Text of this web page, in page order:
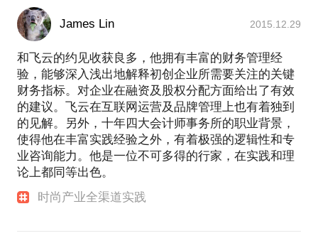
James Lin 2015.12.29
和飞云的约见收获良多，他拥有丰富的财务管理经
验，能够深入浅出地解释初创企业所需要关注的关键
财务指标。对企业在融资及股权分配方面给出了有效
的建议。飞云在互联网运营及品牌管理上也有着独到
的见解。另外，十年四大会计师事务所的职业背景，
使得他在丰富实践经验之外，有着极强的逻辑性和专
业咨询能力。他是一位不可多得的行家，在实践和理
论上都同等出色。
时尚产业全渠道实践